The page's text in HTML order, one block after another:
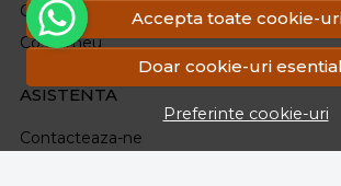
Accepta toate cookie-
Doar cookie-uri
Preferinte cookie-uri
Cum Se Livreaza ?
Cosul meu
ASISTENTA
Contacteaza-ne